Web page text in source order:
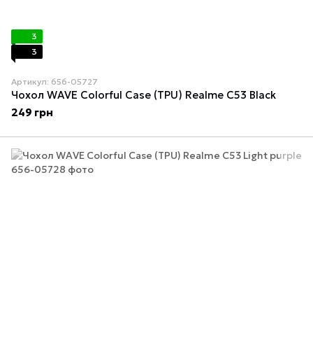
3
3
Артикул: 656-05727
Чохол WAVE Colorful Case (TPU) Realme C53 Black
249 грн